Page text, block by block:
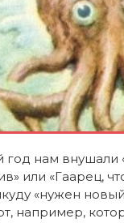
год нам
или «Гаарец,
«нужен
например,